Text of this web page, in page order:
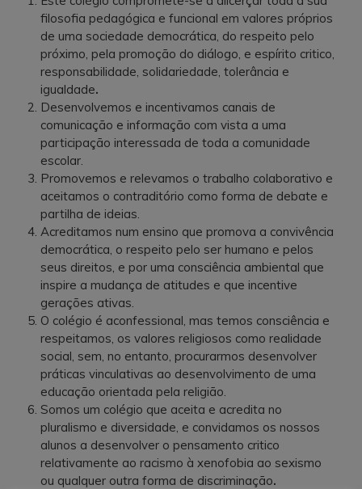
filosofia pedagógica e funcional em valores próprios
de uma sociedade democrática, do respeito pelo
próximo, pela promoção do diálogo, e espírito critico,
responsabilidade, solidariedade, tolerância e
igualdade.
Desenvolvemos e incentivamos canais de
comunicação e informação com vista a uma
participação interessada de toda a comunidade
escolar.
Promovemos e relevamos o trabalho colaborativo e
aceitamos o contraditório como forma de debate e
partilha de ideias.
Acreditamos num ensino que promova a convivência
democrática, o respeito pelo ser humano e pelos
seus direitos, e por uma consciência ambiental que
inspire a mudança de atitudes e que incentive
gerações ativas.
O colégio é aconfessional, mas temos consciência e
respeitamos, os valores religiosos como realidade
social, sem, no entanto, procurarmos desenvolver
práticas vinculativas ao desenvolvimento de uma
educação orientada pela religião.
Somos um colégio que aceita e acredita no
pluralismo e diversidade, e convidamos os nossos
alunos a desenvolver o pensamento critico
relativamente ao racismo à xenofobia ao sexismo
ou qualquer outra forma de discriminação.